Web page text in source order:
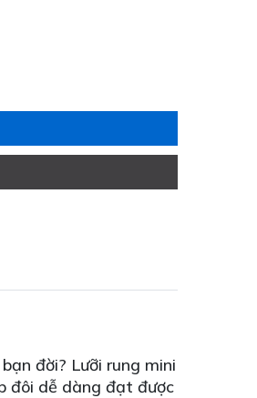
đời? Lưỡi rung mini
đôi dễ dàng đạt được